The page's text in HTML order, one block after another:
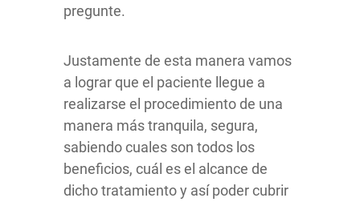
pregunte.
Justamente de esta manera vamos
a lograr que el paciente llegue a
realizarse el procedimiento de una
manera más tranquila, segura,
sabiendo cuales son todos los
beneficios, cuál es el alcance de
dicho tratamiento y así poder cubrir